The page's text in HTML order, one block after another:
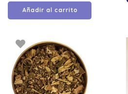
Añadir al carrito